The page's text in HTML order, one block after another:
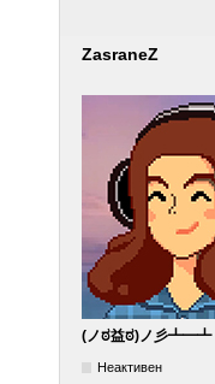
ZasraneZ
(ノಠ益ಠ)ノ彡┻━┻
Неактивен